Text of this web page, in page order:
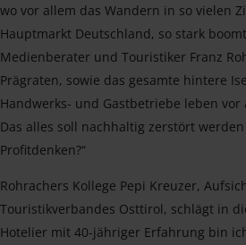
wo vor allem das Wandern in so vielen
Hauptmarkt Deutschland, so stark
Medienberater und Touristiker Franz
Prägraten, sowie das gesamte hintere
Handwerks- und Gastbetriebe leben vor
Das alles soll nachhaltig zerstört
Profitdenken?“
Rohrachers Kollege Pepi Kreuzer,
Touristikverbandes Osttirol, schlägt in
Hotelier mit 40-jähriger Erfahrung bin